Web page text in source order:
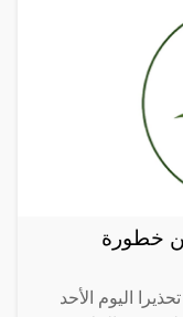
من خطورة
اليوم الأحد